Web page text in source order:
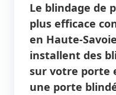
Le blindage de
plus efficace
en Haute-
installent des
sur votre porte
une porte